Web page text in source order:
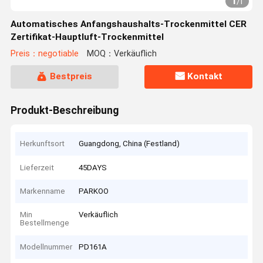
Automatisches Anfangshaushalts-Trockenmittel CER
Zertifikat-Hauptluft-Trockenmittel
Preis：negotiable MOQ：Verkäuflich
Bestpreis Kontakt
Produkt-Beschreibung
Herkunftsort Guangdong, China (Festland)
Lieferzeit 45DAYS
Markenname PARKOO
Min
Bestellmenge
Verkäuflich
Modellnummer PD161A